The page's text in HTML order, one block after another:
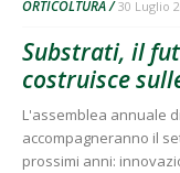
ORTICOLTURA 30 Luglio
Substrati, il
costruisce
L'assemblea annuale
accompagneranno il
prossimi anni: